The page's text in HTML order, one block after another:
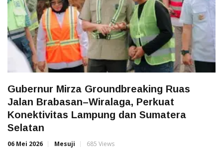
Gubernur Mirza Groundbreaking Ruas
Jalan Brabasan–Wiralaga, Perkuat
Konektivitas Lampung dan Sumatera
Selatan
06 Mei 2026 Mesuji 685 Views